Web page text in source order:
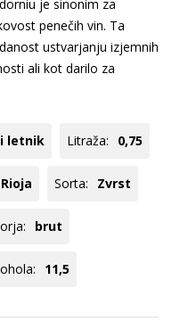
je sinonim za
penečih vin. Ta
ustvarjanju izjemnih
ali kot darilo za
letnik Litraža: 0,75
Rioja Sorta: Zvrst
brut
11,5